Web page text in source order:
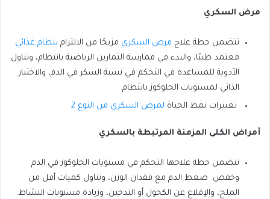
مرض السكري
تتضمن خطة علاج مرض السكري مزيجًا من الالتزام بنظام غذائي
معتمد طبيًا، والبدء في ممارسة التمارين الرياضية بانتظام، وتناول
الأدوية للمساعدة في التحكم في نسبة السكر في الدم، والاختبار
الذاتي لمستويات الجلوكوز بانتظام.
تغييرات نمط الحياة لمرض السكري من النوع 2
أمراض الكلى المزمنة المرتبطة بالسكري
تتضمن خطة علاجها التحكم في مستويات الجلوكوز في الدم
وخفض ضغط الدم مع فقدان الوزن، وتناول كميات أقل من
الملح، والإقلاع عن الكحول أو التدخين، وزيادة مستويات النشاط.